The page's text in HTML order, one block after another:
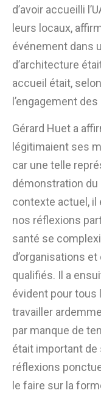
d’avoir accueilli
leurs locaux,
événement dans
d’architecture
accueil était,
l’engagement
Gérard Huet a
légitimaient ses
car une telle
démonstration du
contexte actuel, il
nos réflexions
santé se
d’organisations
qualifiés. Il a
évident pour tous
travailler
par manque de
était important de
réflexions
le faire sur la